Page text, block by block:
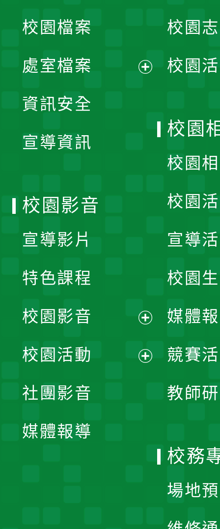
單
校園檔案
處室檔案
資訊安全
宣導資訊
校園
校園
校園
校園
校園
宣導
校園
媒體
競賽
教師
校園影音
宣導影片
特色課程
校園影音
開
校園活動
社團影音
媒體報導
校務
場地